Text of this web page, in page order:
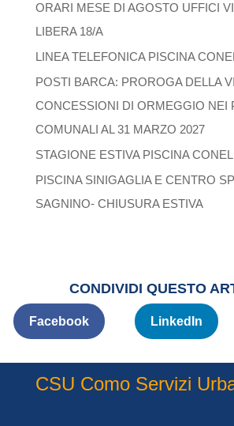
ORARI MESE DI AGOSTO UFFICI
LIBERA 18/A
LINEA TELEFONICA PISCINA
POSTI BARCA: PROROGA DELLA
CONCESSIONI DI ORMEGGIO NEI
COMUNALI AL 31 MARZO 2027
STAGIONE ESTIVA PISCINA
PISCINA SINIGAGLIA E CENTRO
SAGNINO- CHIUSURA ESTIVA
CONDIVIDI QUESTO
Facebook LinkedIn
CSU Como Servizi